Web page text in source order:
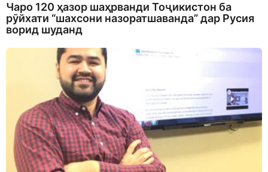
Чаро 120 ҳазор шаҳрванди Тоҷикистон ба
рӯйхати “шахсони назоратшаванда” дар Русия
ворид шуданд